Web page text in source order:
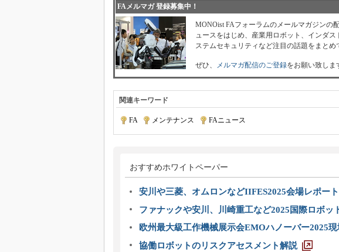
FAメルマガ 登録募集中！
MONOist FAフォーラムのメールマガジンの
ュースをはじめ、産業用ロボット、インダ
ステムセキュリティなど注目の話題をまとめ
ぜひ、 メルマガ配信のご登録をお願い致しま
関連キーワード
FA| メンテナンス FAニュース
おすすめホワイトペーパー
安川や三菱、オムロンなどIIFES2025会場レポー
ファナックや安川、川崎重工など2025国際ロボッ
欧州最大級工作機械展示会EMOハノーバー2025
協働ロボットのリスクアセスメント解説